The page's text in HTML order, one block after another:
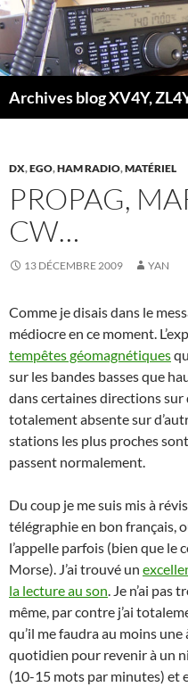
Aller
au
contenu
Archives blog XV4Y,
DX,EGO,HAM RADIO,MATÉRIEL
PROPAG,
CW…
13 DÉCEMBRE 2009 YAN
Comme je disais dans le
médiocre en ce moment.
tempêtes géomagnétiques
sur les bandes basses que
dans certaines directions
totalement absente sur
stations les plus proches
passent normalement.
Du coup je me suis mis à
télégraphie en bon français,
l’appelle parfois (bien que le
Morse). J’ai trouvé un
la lecture au son. Je n’ai pas
même, par contre j’ai
qu’il me faudra au moins
quotidien pour revenir à un
(10-15 mots par minutes) et